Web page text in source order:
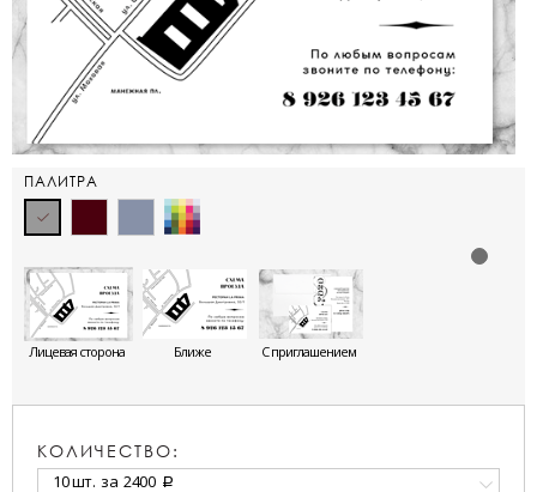
ПАЛИТРА
Лицевая сторона Ближе С приглашением
КОЛИЧЕСТВО:
10 шт. за 2400 a